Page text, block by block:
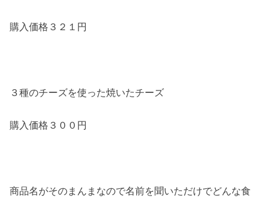
購入価格３２１円
３種のチーズを使った焼いたチーズ
購入価格３００円
商品名がそのまんまなので名前を聞いただけでどんな食